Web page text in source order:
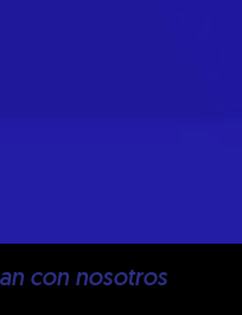
con nosotros